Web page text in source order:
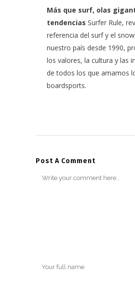
Más que surf, olas
tendencias Surfer Rule,
referencia del surf y el
nuestro país desde 1990,
los valores, la cultura y las
de todos los que amamos
boardsports.
Post A Comment